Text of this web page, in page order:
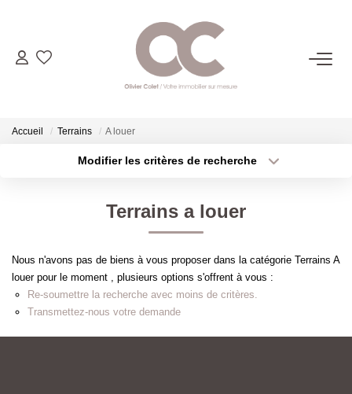
06.14.98.69.34
ESTIMER
L'AGENCE
CONTACT
Accueil Terrains A louer
Modifier les critères de recherche
Budget max Plus de critères
Terrains a louer
Nous n'avons pas de biens à vous proposer dans la catégorie Terrains A
louer pour le moment , plusieurs options s'offrent à vous :
Re-soumettre la recherche avec moins de critères.
Transmettez-nous votre demande